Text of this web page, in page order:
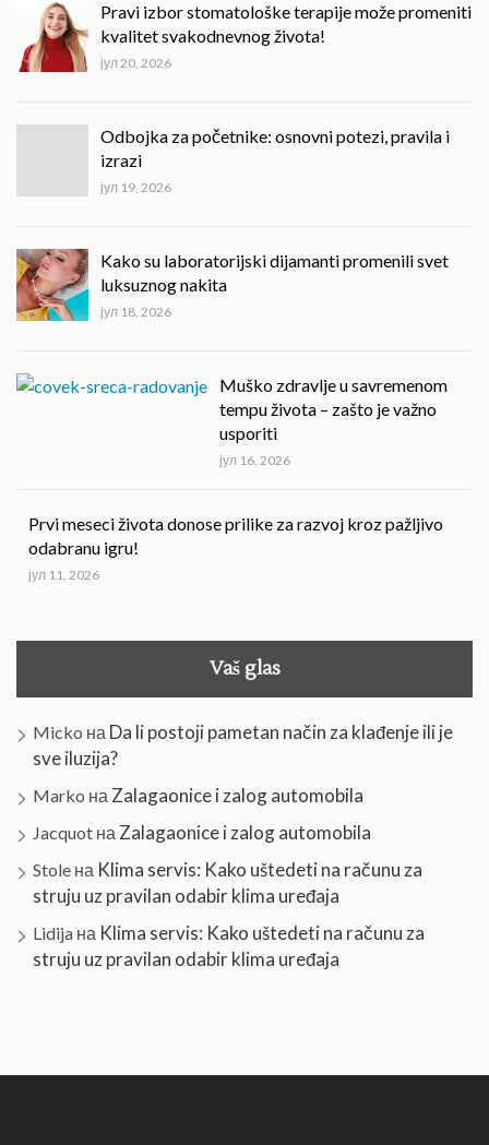
Pravi izbor stomatološke terapije može promeniti
kvalitet svakodnevnog života!
јул 20, 2026
Odbojka za početnike: osnovni potezi, pravila i
izrazi
јул 19, 2026
Kako su laboratorijski dijamanti promenili svet
luksuznog nakita
јул 18, 2026
Muško zdravlje u savremenom
tempu života – zašto je važno
usporiti
јул 16, 2026
Prvi meseci života donose prilike za razvoj kroz pažljivo
odabranu igru!
јул 11, 2026
Vaš glas
Micko на Da li postoji pametan način za klađenje ili je
sve iluzija?
Marko на Zalagaonice i zalog automobila
Jacquot на Zalagaonice i zalog automobila
Stole на Klima servis: Kako uštedeti na računu za
struju uz pravilan odabir klima uređaja
Lidija на Klima servis: Kako uštedeti na računu za
struju uz pravilan odabir klima uređaja